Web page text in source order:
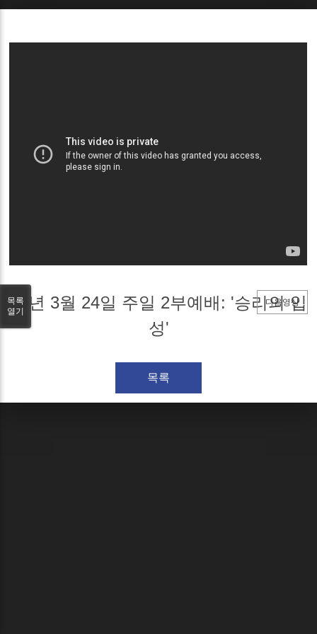
다음영상
24년 3월 24일 주일 2부예배: '승리의 입
성'
목록
목록
열기
Sketchbook5, 스케치북5
Sketchbook5, 스케치북5